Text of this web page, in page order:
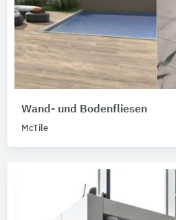
Wand- und Bodenfliesen
McTile